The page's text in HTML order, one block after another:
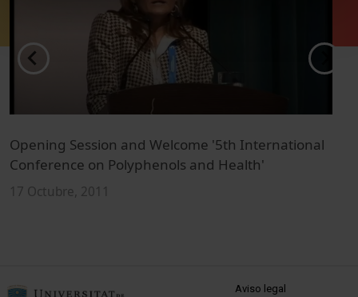
Opening Session and Welcome '5th International
Conference on Polyphenols and Health'
17 Octubre, 2011
MENÚ PEU 1
Aviso legal